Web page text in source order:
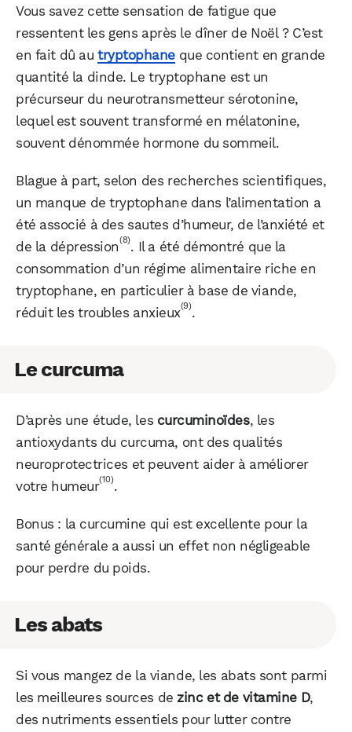
Vous savez cette sensation de fatigue que
ressentent les gens après le dîner de Noël ? C’est
en fait dû autryptophaneque contient en grande
quantité la dinde. Le tryptophane est un
précurseur du neurotransmetteur sérotonine,
lequel est souvent transformé en mélatonine,
souvent dénommée hormone du sommeil.
Blague à part, selon des recherches scientifiques,
un manque de tryptophane dans l’alimentation a
été associé à des sautes d’humeur, de l’anxiété et
de la dépression(8). Il a été démontré que la
consommation d’un régime alimentaire riche en
tryptophane, en particulier à base de viande,
réduit les troubles anxieux(9).
Le curcuma
D’après une étude, les curcuminoïdes, les
antioxydants du curcuma, ont des qualités
neuroprotectrices et peuvent aider à améliorer
votre humeur(10).
Bonus : la curcumine qui est excellente pour la
santé générale a aussi un effet non négligeable
pour perdre du poids.
Les abats
Si vous mangez de la viande, les abats sont parmi
les meilleures sources de zinc et de vitamine D,
des nutriments essentiels pour lutter contre
WhatsApp Email